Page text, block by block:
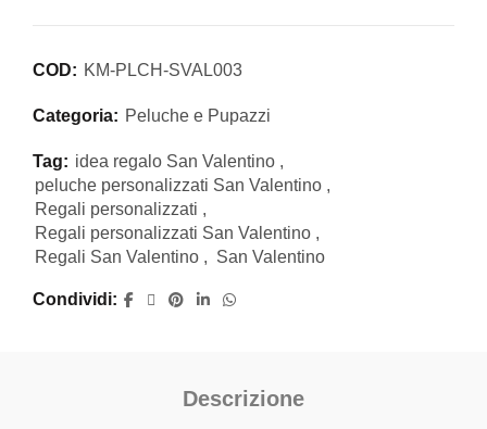
COD: KM-PLCH-SVAL003
Categoria: Peluche e Pupazzi
Tag: idea regalo San Valentino ,
peluche personalizzati San Valentino ,
Regali personalizzati ,
Regali personalizzati San Valentino ,
Regali San Valentino , San Valentino
Condividi
Descrizione